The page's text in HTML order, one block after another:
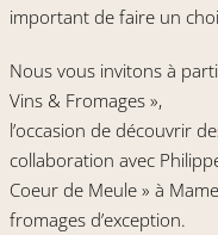
important de faire un
Nous vous invitons à
Vins & Fromages »,
l’occasion de découvrir
collaboration avec
Coeur de Meule » à
fromages d’exception.